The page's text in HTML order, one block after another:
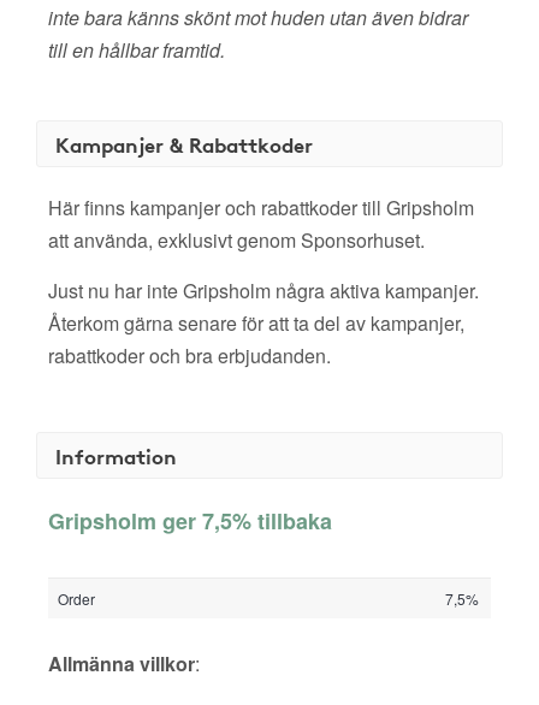
inte bara känns skönt mot huden utan även bidrar
till en hållbar framtid.
Kampanjer & Rabattkoder
Här finns kampanjer och rabattkoder till Gripsholm
att använda, exklusivt genom Sponsorhuset.
Just nu har inte Gripsholm några aktiva kampanjer.
Återkom gärna senare för att ta del av kampanjer,
rabattkoder och bra erbjudanden.
Information
Gripsholm ger 7,5% tillbaka
Order 7,5%
Allmänna villkor: